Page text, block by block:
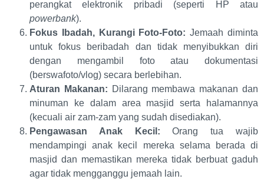
perangkat elektronik pribadi (seperti HP atau
powerbank).
Fokus Ibadah, Kurangi Foto-Foto: Jemaah diminta
untuk fokus beribadah dan tidak menyibukkan diri
dengan mengambil foto atau dokumentasi
(berswafoto/vlog) secara berlebihan.
Aturan Makanan: Dilarang membawa makanan dan
minuman ke dalam area masjid serta halamannya
(kecuali air zam-zam yang sudah disediakan).
Pengawasan Anak Kecil: Orang tua wajib
mendampingi anak kecil mereka selama berada di
masjid dan memastikan mereka tidak berbuat gaduh
agar tidak mengganggu jemaah lain.